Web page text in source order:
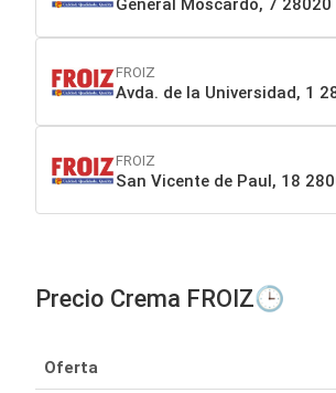
FROIZ
Avda. de la Universidad, 1
FROIZ
San Vicente de Paul, 18
Precio Crema FROIZ🕒
Oferta